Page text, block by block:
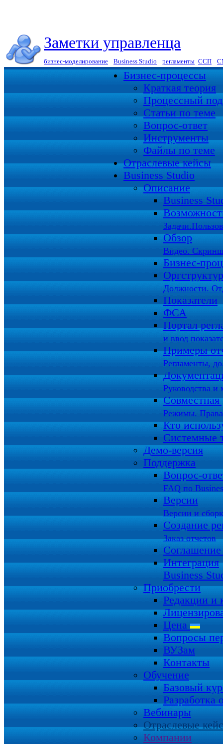
Заметки управленца
бизнес-моделирование Business Studio регламенты ССП
Бизнес-процессы
Краткая теория
Процессный
Статьи по теме
Вопрос-ответ
Инструменты
Файлы по теме
Отраслевые кейсы
Business Studio
Описание
Business
Обзор
Видео.
Бизнес-
Должности.
Показатели
ФСА
Портал
и ввод
Примеры
Регламенты,
Руководства и
Совместная
Режимы. Права
Кто
Системные
Демо-версия
Поддержка
Вопрос-
FAQ по
Версии
Версии и
Создание
Заказ отчетов
Интеграция
Business
Приобрести
Редакции и
Цена
Вопросы
ВУЗам
Контакты
Обучение
Базовый
Разработка
Вебинары
Отраслевые
Компании